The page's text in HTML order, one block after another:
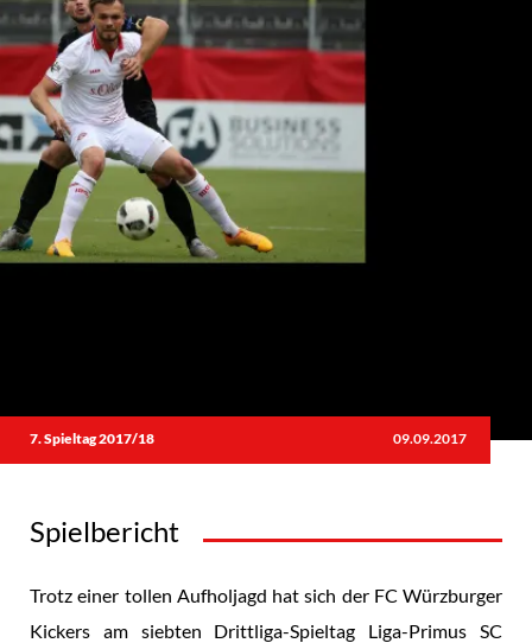
7. Spieltag 2017/18 09.09.2017
Spielbericht
Trotz einer tollen Aufholjagd hat sich der FC Würzburger
Kickers am siebten Drittliga-Spieltag Liga-Primus SC